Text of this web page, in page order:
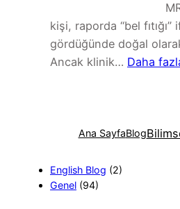
Konuşuyor
kişi, raporda “bel fıtığı”
gördüğünde doğal
Ancak klinik… Daha
Ana SayfaBlog
English Blog (2)
Genel (94)